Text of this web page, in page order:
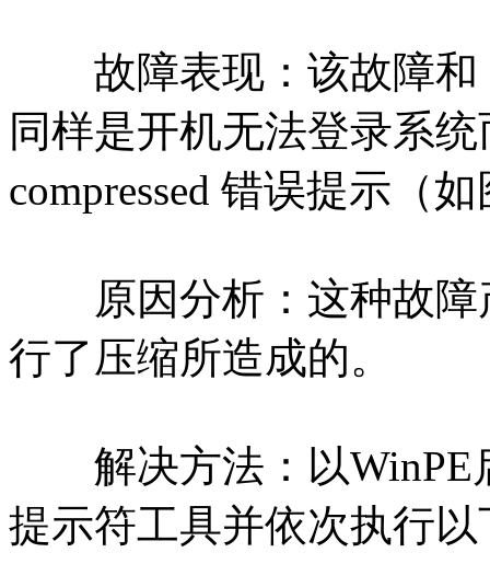
故障表现：该故障和
同样是开机无法登录系
compressed 错误提示（
原因分析：这种故障
行了压缩所造成的。
解决方法：以WinPE
提示符工具并依次执行以